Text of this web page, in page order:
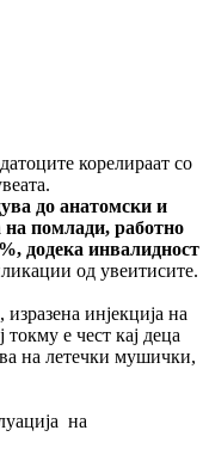
корелираат со
до анатомски и
на помлади, работно
додека инвалидност
од увеитисите.
инјекција на
е чест кај деца
на летечки мушички,
на